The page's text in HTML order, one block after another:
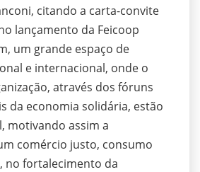
citando a carta-convite
lançamento da Feicoop
um grande espaço de
e internacional, onde o
através dos fóruns
da economia solidária, estão
motivando assim a
comércio justo, consumo
no fortalecimento da